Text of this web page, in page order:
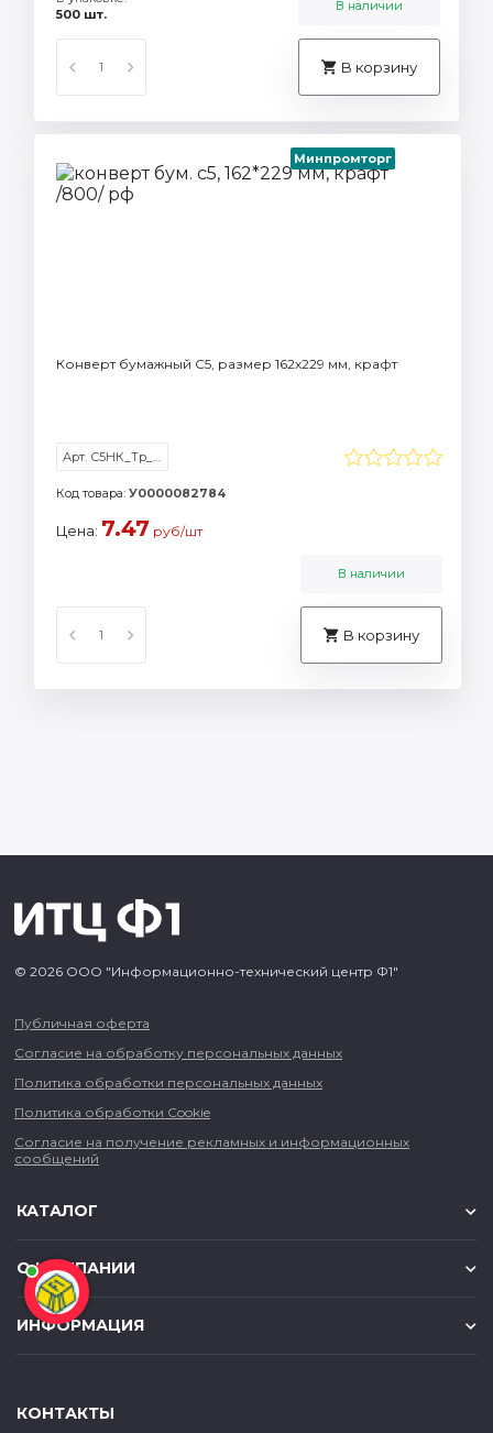
500 шт.
В наличии
В корзину
Минпромторг
Конверт бумажный C5, размер 162х229 мм, крафт
Арт. С5НК_Тр_б/к
Код товара: У0000082784
Цена: 7.47 руб/шт
В наличии
В корзину
© 2026 ООО "Информационно-технический центр Ф1"
Публичная оферта
Согласие на обработку персональных данных
Политика обработки персональных данных
Политика обработки Cookie
Согласие на получение рекламных и информационных
сообщений
КАТАЛОГ
О КОМПАНИИ
ИНФОРМАЦИЯ
КОНТАКТЫ